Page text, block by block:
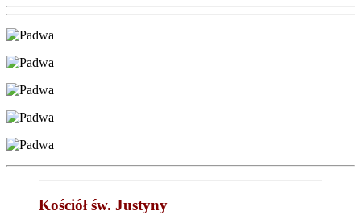
Kościół św. Justyny